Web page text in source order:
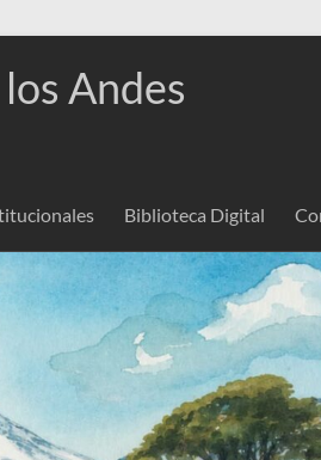
Andes
Biblioteca Digital